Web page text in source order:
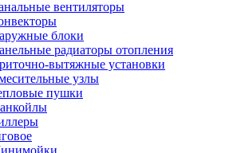
вентиляторы
блоки
радиаторы отопления
вытяжные установки
узлы
пушки